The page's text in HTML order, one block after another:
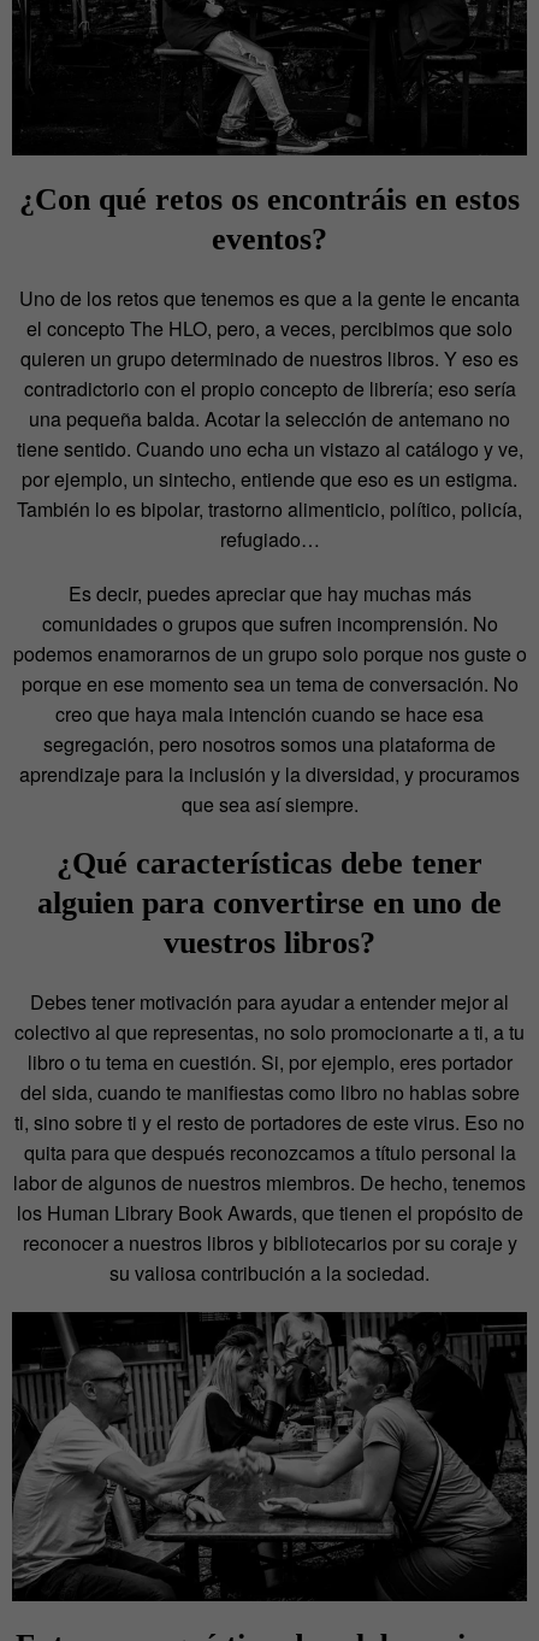
¿Con qué retos os encontráis en estos
eventos?
Uno de los retos que tenemos es que a la gente le encanta
el concepto The HLO, pero, a veces, percibimos que solo
quieren un grupo determinado de nuestros libros. Y eso es
contradictorio con el propio concepto de librería; eso sería
una pequeña balda. Acotar la selección de antemano no
tiene sentido. Cuando uno echa un vistazo al catálogo y ve,
por ejemplo, un sintecho, entiende que eso es un estigma.
También lo es bipolar, trastorno alimenticio, político, policía,
refugiado…
Es decir, puedes apreciar que hay muchas más
comunidades o grupos que sufren incomprensión. No
podemos enamorarnos de un grupo solo porque nos guste o
porque en ese momento sea un tema de conversación. No
creo que haya mala intención cuando se hace esa
segregación, pero nosotros somos una plataforma de
aprendizaje para la inclusión y la diversidad, y procuramos
que sea así siempre.
¿Qué características debe tener
alguien para convertirse en uno de
vuestros libros?
Debes tener motivación para ayudar a entender mejor al
colectivo al que representas, no solo promocionarte a ti, a tu
libro o tu tema en cuestión. Si, por ejemplo, eres portador
del sida, cuando te manifiestas como libro no hablas sobre
ti, sino sobre ti y el resto de portadores de este virus. Eso no
quita para que después reconozcamos a título personal la
labor de algunos de nuestros miembros. De hecho, tenemos
los Human Library Book Awards, que tienen el propósito de
reconocer a nuestros libros y bibliotecarios por su coraje y
su valiosa contribución a la sociedad.